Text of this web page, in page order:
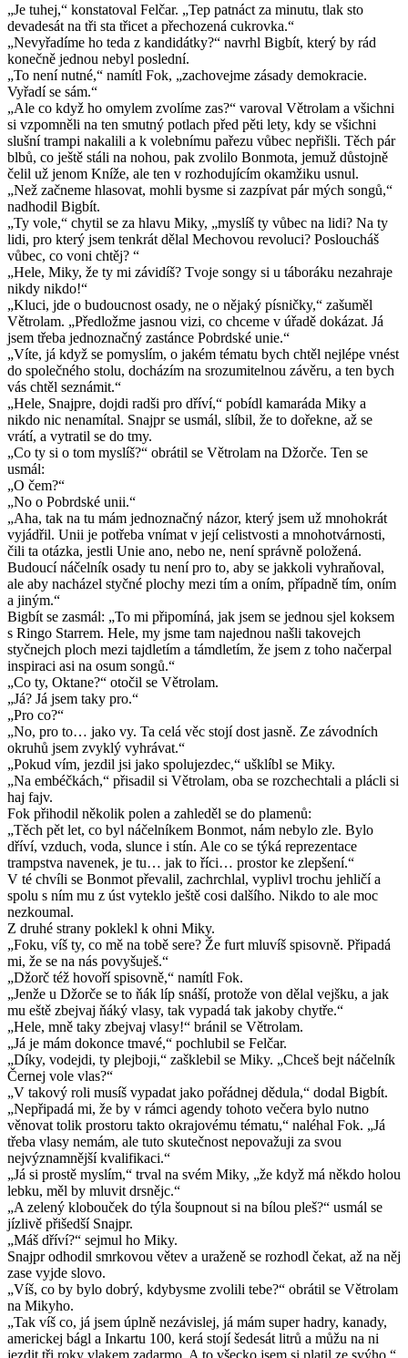
„Je tuhej,“ konstatoval Felčar. „Tep patnáct za minutu, tlak sto
devadesát na tři sta třicet a přechozená cukrovka.“
„Nevyřadíme ho teda z kandidátky?“ navrhl Bigbít, který by rád
konečně jednou nebyl poslední.
„To není nutné,“ namítl Fok, „zachovejme zásady demokracie.
Vyřadí se sám.“
„Ale co když ho omylem zvolíme zas?“ varoval Větrolam a všichni
si vzpomněli na ten smutný potlach před pěti lety, kdy se všichni
slušní trampi nakalili a k volebnímu pařezu vůbec nepřišli. Těch pár
blbů, co ještě stáli na nohou, pak zvolilo Bonmota, jemuž důstojně
čelil už jenom Kníže, ale ten v rozhodujícím okamžiku usnul.
„Než začneme hlasovat, mohli bysme si zazpívat pár mých songů,“
nadhodil Bigbít.
„Ty vole,“ chytil se za hlavu Miky, „myslíš ty vůbec na lidi? Na ty
lidi, pro který jsem tenkrát dělal Mechovou revoluci? Posloucháš
vůbec, co voni chtěj? “
„Hele, Miky, že ty mi závidíš? Tvoje songy si u táboráku nezahraje
nikdy nikdo!“
„Kluci, jde o budoucnost osady, ne o nějaký písničky,“ zašuměl
Větrolam. „Předložme jasnou vizi, co chceme v úřadě dokázat. Já
jsem třeba jednoznačný zastánce Pobrdské unie.“
„Víte, já když se pomyslím, o jakém tématu bych chtěl nejlépe vnést
do společného stolu, docházím na srozumitelnou závěru, a ten bych
vás chtěl seznámit.“
„Hele, Snajpre, dojdi radši pro dříví,“ pobídl kamaráda Miky a
nikdo nic nenamítal. Snajpr se usmál, slíbil, že to dořekne, až se
vrátí, a vytratil se do tmy.
„Co ty si o tom myslíš?“ obrátil se Větrolam na Džorče. Ten se
usmál:
„O čem?“
„No o Pobrdské unii.“
„Aha, tak na tu mám jednoznačný názor, který jsem už mnohokrát
vyjádřil. Unii je potřeba vnímat v její celistvosti a mnohotvárnosti,
čili ta otázka, jestli Unie ano, nebo ne, není správně položená.
Budoucí náčelník osady tu není pro to, aby se jakkoli vyhraňoval,
ale aby nacházel styčné plochy mezi tím a oním, případně tím, oním
a jiným.“
Bigbít se zasmál: „To mi připomíná, jak jsem se jednou sjel koksem
s Ringo Starrem. Hele, my jsme tam najednou našli takovejch
styčnejch ploch mezi tajdletím a támdletím, že jsem z toho načerpal
inspiraci asi na osum songů.“
„Co ty, Oktane?“ otočil se Větrolam.
„Já? Já jsem taky pro.“
„Pro co?“
„No, pro to… jako vy. Ta celá věc stojí dost jasně. Ze závodních
okruhů jsem zvyklý vyhrávat.“
„Pokud vím, jezdil jsi jako spolujezdec,“ ušklíbl se Miky.
„Na embéčkách,“ přisadil si Větrolam, oba se rozchechtali a plácli si
haj fajv.
Fok přihodil několik polen a zahleděl se do plamenů:
„Těch pět let, co byl náčelníkem Bonmot, nám nebylo zle. Bylo
dříví, vzduch, voda, slunce i stín. Ale co se týká reprezentace
trampstva navenek, je tu… jak to říci… prostor ke zlepšení.“
V té chvíli se Bonmot převalil, zachrchlal, vyplivl trochu jehličí a
spolu s ním mu z úst vyteklo ještě cosi dalšího. Nikdo to ale moc
nezkoumal.
Z druhé strany poklekl k ohni Miky.
„Foku, víš ty, co mě na tobě sere? Že furt mluvíš spisovně. Připadá
mi, že se na nás povyšuješ.“
„Džorč též hovoří spisovně,“ namítl Fok.
„Jenže u Džorče se to ňák líp snáší, protože von dělal vejšku, a jak
mu eště zbejvaj ňáký vlasy, tak vypadá tak jakoby chytře.“
„Hele, mně taky zbejvaj vlasy!“ bránil se Větrolam.
„Já je mám dokonce tmavé,“ pochlubil se Felčar.
„Díky, vodejdi, ty plejboji,“ zašklebil se Miky. „Chceš bejt náčelník
Černej vole vlas?“
„V takový roli musíš vypadat jako pořádnej dědula,“ dodal Bigbít.
„Nepřipadá mi, že by v rámci agendy tohoto večera bylo nutno
věnovat tolik prostoru takto okrajovému tématu,“ naléhal Fok. „Já
třeba vlasy nemám, ale tuto skutečnost nepovažuji za svou
nejvýznamnější kvalifikaci.“
„Já si prostě myslím,“ trval na svém Miky, „že když má někdo holou
lebku, měl by mluvit drsnějc.“
„A zelený klobouček do týla šoupnout si na bílou pleš?“ usmál se
jízlivě přišedší Snajpr.
„Máš dříví?“ sejmul ho Miky.
Snajpr odhodil smrkovou větev a uraženě se rozhodl čekat, až na něj
zase vyjde slovo.
„Víš, co by bylo dobrý, kdybysme zvolili tebe?“ obrátil se Větrolam
na Mikyho.
„Tak víš co, já jsem úplně nezávislej, já mám super hadry, kanady,
americkej bágl a Inkartu 100, kerá stojí šedesát litrů a můžu na ni
jezdit tři roky vlakem zadarmo. A to všecko jsem si platil ze svýho.“